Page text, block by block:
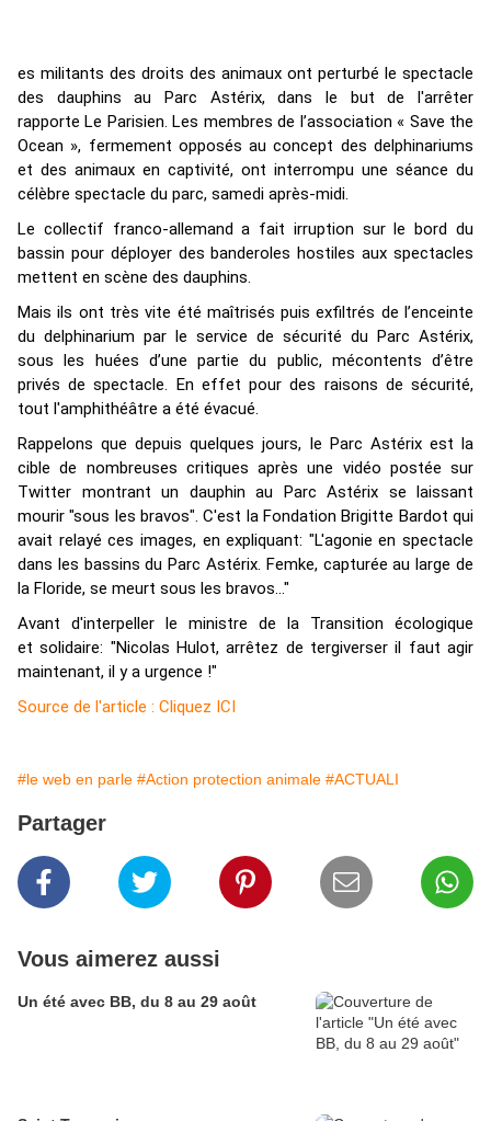
es militants des droits des animaux ont perturbé le spectacle
des dauphins au Parc Astérix, dans le but de l'arrêter
rapporte Le Parisien. Les membres de l’association « Save the
Ocean », fermement opposés au concept des delphinariums
et des animaux en captivité, ont interrompu une séance du
célèbre spectacle du parc, samedi après-midi.
Le collectif franco-allemand a fait irruption sur le bord du
bassin pour déployer des banderoles hostiles aux spectacles
mettent en scène des dauphins.
Mais ils ont très vite été maîtrisés puis exfiltrés de l’enceinte
du delphinarium par le service de sécurité du Parc Astérix,
sous les huées d’une partie du public, mécontents d’être
privés de spectacle. En effet pour des raisons de sécurité,
tout l'amphithéâtre a été évacué.
Rappelons que depuis quelques jours, le Parc Astérix est la
cible de nombreuses critiques après une vidéo postée sur
Twitter montrant un dauphin au Parc Astérix se laissant
mourir "sous les bravos". C'est la Fondation Brigitte Bardot qui
avait relayé ces images, en expliquant: "L'agonie en spectacle
dans les bassins du Parc Astérix. Femke, capturée au large de
la Floride, se meurt sous les bravos..."
Avant d'interpeller le ministre de la Transition écologique
et solidaire: "Nicolas Hulot, arrêtez de tergiverser il faut agir
maintenant, il y a urgence !"
Source de l'article : Cliquez ICI
#le web en parle #Action protection animale #ACTUALI
Partager
Vous aimerez aussi
Un été avec BB, du 8 au 29 août